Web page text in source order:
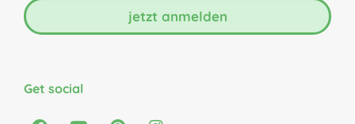
jetzt anmelden
Get social